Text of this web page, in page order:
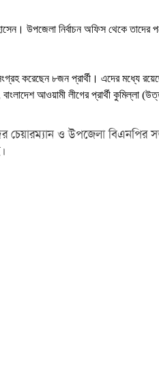
উপজেলা নির্বাচন অফিস থেকে
করেছেন ৮জন প্রার্থী। এদের মধ্যে
আওয়ামী লীগের প্রার্থী কুমিল্লা
চেয়ারম্যান ও উপজেলা